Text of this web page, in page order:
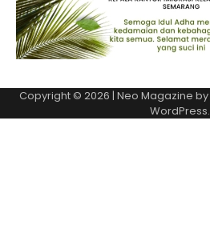
Copyright © 2026 | Neo Magazine by
WordPress.